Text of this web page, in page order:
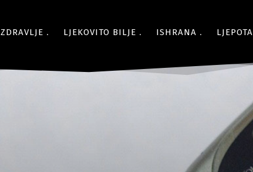
ZDRAVLJE LJEKOVITO BILJE ISHRANA LJEPOTA